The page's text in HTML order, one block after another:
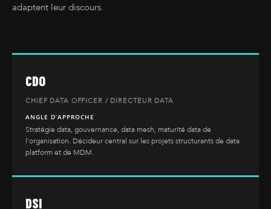
adaptent leur discours.
CDO
CHIEF DATA OFFICER / DIRECTEUR DATA
ANGLE D’APPROCHE
Stratégie data, gouvernance, data mesh, maturité data de
l’organisation. Décideur central sur les projets structurants de data
platform et de MDM.
DSI
événements B2B
Social selling LinkedIn